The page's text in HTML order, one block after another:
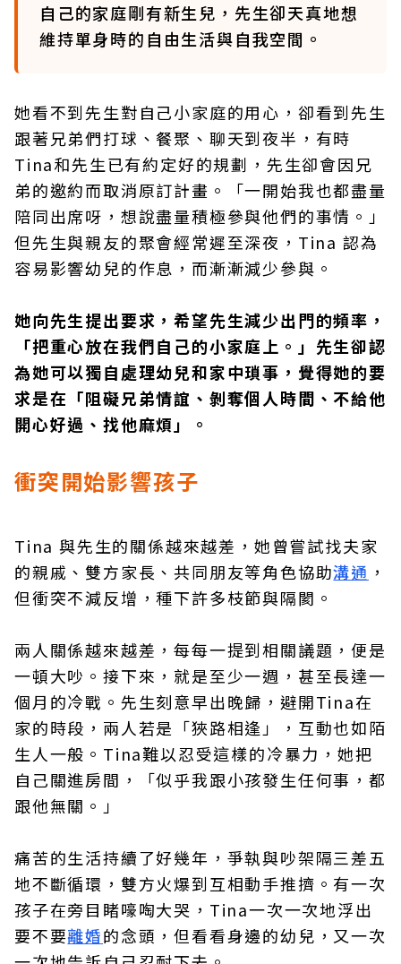
自己的家庭剛有新生兒，先生卻天真地想
維持單身時的自由生活與自我空間。
她看不到先生對自己小家庭的用心，卻看到先生
跟著兄弟們打球、餐聚、聊天到夜半，有時
Tina和先生已有約定好的規劃，先生卻會因兄
弟的邀約而取消原訂計畫。「一開始我也都盡量
陪同出席呀，想說盡量積極參與他們的事情。」
但先生與親友的聚會經常遲至深夜，Tina 認為
容易影響幼兒的作息，而漸漸減少參與。
她向先生提出要求，希望先生減少出門的頻率，
「把重心放在我們自己的小家庭上。」先生卻認
為她可以獨自處理幼兒和家中瑣事，覺得她的要
求是在「阻礙兄弟情誼、剝奪個人時間、不給他
開心好過、找他麻煩」。
衝突開始影響孩子
Tina 與先生的關係越來越差，她曾嘗試找夫家
的親戚、雙方家長、共同朋友等角色協助溝通 ，
但衝突不減反增，種下許多枝節與隔閡。
兩人關係越來越差，每每一提到相關議題，便是
一頓大吵。接下來，就是至少一週，甚至長達一
個月的冷戰。先生刻意早出晚歸，避開Tina在
家的時段，兩人若是「狹路相逢」，互動也如陌
生人一般。Tina難以忍受這樣的冷暴力，她把
自己關進房間，「似乎我跟小孩發生任何事，都
跟他無關。」
痛苦的生活持續了好幾年，爭執與吵架隔三差五
地不斷循環，雙方火爆到互相動手推擠。有一次
孩子在旁目睹嚎啕大哭，Tina一次一次地浮出
要不要離婚的念頭，但看看身邊的幼兒，又一次